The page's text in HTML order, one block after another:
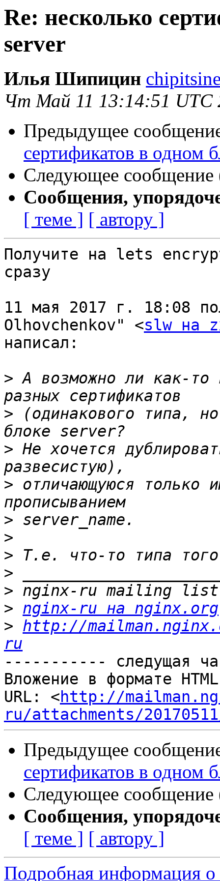
Re: несколько
server
Илья Шипицин
Чт Май 11 13:14:51 UTC
Предыдущее
сертификатов в одном
Следующее сообщение
Сообщения,
[ теме ] [ автору ]
Получите на lets
сразу
11 мая 2017 г. 18:08
Olhovchenkov" <slw на
написал:
> А возможно ли как-то
> (одинакового типа,
> Не хочется
> отличающуюся только
>
>
>
>
>
> nginx-ru на nginx.org
> http://
ru
----------- следущая
Вложение в формате
URL: <http://
ru/attachments/
Предыдущее
сертификатов в одном
Следующее сообщение
Сообщения,
[ теме ] [ автору ]
Подробная информация